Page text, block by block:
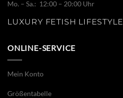
Mo. – Sa.: 12:00 – 20:00 Uhr
LUXURY FETISH LIFESTYLE
ONLINE-SERVICE
Mein Konto
Größentabelle